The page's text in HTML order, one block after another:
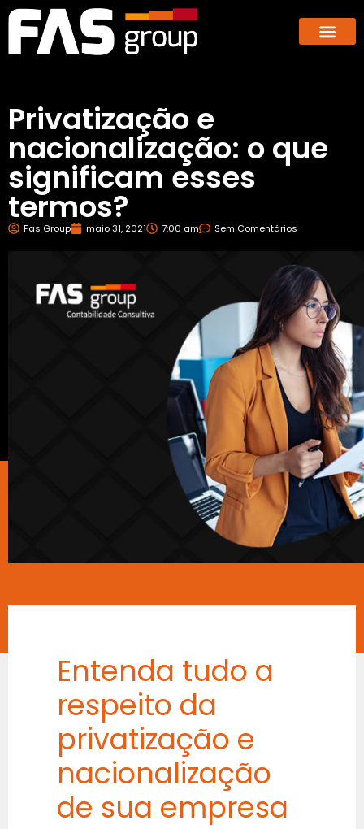
Privatização e
nacionalização: o que
significam esses
termos?
Fas Group maio 31, 2021 7:00 am Sem Comentários
Entenda tudo a
respeito da
privatização e
nacionalização
de sua empresa